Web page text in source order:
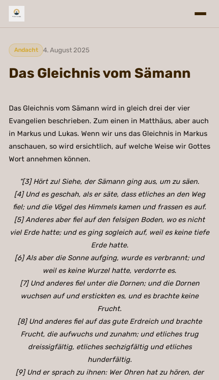
Andacht 4. August 2025
Das Gleichnis vom Sämann
Das Gleichnis vom Sämann wird in gleich drei der vier
Evangelien beschrieben. Zum einen in Matthäus, aber auch
in Markus und Lukas. Wenn wir uns das Gleichnis in Markus
anschauen, so wird ersichtlich, auf welche Weise wir Gottes
Wort annehmen können.
"[3] Hört zu! Siehe, der Sämann ging aus, um zu säen.
[4] Und es geschah, als er säte, dass etliches an den Weg
fiel; und die Vögel des Himmels kamen und frassen es auf.
[5] Anderes aber fiel auf den felsigen Boden, wo es nicht
viel Erde hatte; und es ging sogleich auf, weil es keine tiefe
Erde hatte.
[6] Als aber die Sonne aufging, wurde es verbrannt; und
weil es keine Wurzel hatte, verdorrte es.
[7] Und anderes fiel unter die Dornen; und die Dornen
wuchsen auf und erstickten es, und es brachte keine
Frucht.
[8] Und anderes fiel auf das gute Erdreich und brachte
Frucht, die aufwuchs und zunahm; und etliches trug
dreissigfältig, etliches sechzigfältig und etliches
hunderfältig.
[9] Und er sprach zu ihnen: Wer Ohren hat zu hören, der